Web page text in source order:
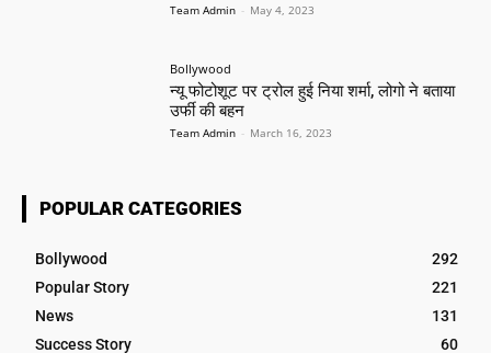
Team Admin - May 4, 2023
Bollywood
न्यू फोटोशूट पर ट्रोल हुई निया शर्मा, लोगो ने बताया
उर्फी की बहन
Team Admin - March 16, 2023
POPULAR CATEGORIES
Bollywood
292
Popular Story
221
News
131
Success Story
60